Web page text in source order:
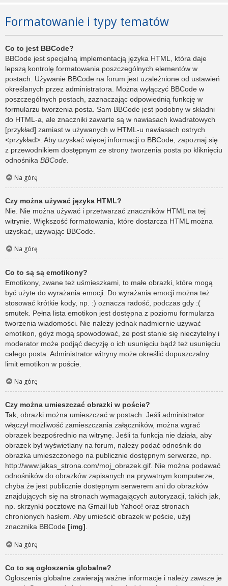
Formatowanie i typy tematów
Co to jest BBCode?
BBCode jest specjalną implementacją języka HTML, która daje
lepszą kontrolę formatowania poszczególnych elementów w
postach. Używanie BBCode na forum jest uzależnione od ustawień
określanych przez administratora. Można wyłączyć BBCode w
poszczególnych postach, zaznaczając odpowiednią funkcję w
formularzu tworzenia posta. Sam BBCode jest podobny w składni
do HTML-a, ale znaczniki zawarte są w nawiasach kwadratowych
[przykład] zamiast w używanych w HTML-u nawiasach ostrych
<przykład>. Aby uzyskać więcej informacji o BBCode, zapoznaj się
z przewodnikiem dostępnym ze strony tworzenia posta po kliknięciu
odnośnika BBCode
Na górę
Czy można używać języka HTML?
Nie. Nie można używać i przetwarzać znaczników HTML na tej
witrynie. Większość formatowania, które dostarcza HTML można
uzyskać, używając BBCode.
Na górę
Co to są są emotikony?
Emotikony, zwane też uśmieszkami, to małe obrazki, które mogą
być użyte do wyrażania emocji. Do wyrażania emocji można też
stosować krótkie kody, np. :) oznacza radość, podczas gdy :(
smutek. Pełna lista emotikon jest dostępna z poziomu formularza
tworzenia wiadomości. Nie należy jednak nadmiernie używać
emotikon, gdyż mogą spowodować, że post stanie się nieczytelny i
moderator może podjąć decyzję o ich usunięciu bądź też usunięciu
całego posta. Administrator witryny może określić dopuszczalny
limit emotikon w poście.
Na górę
Czy można umieszczać obrazki w poście?
Tak, obrazki można umieszczać w postach. Jeśli administrator
włączył możliwość zamieszczania załączników, można wgrać
obrazek bezpośrednio na witrynę. Jeśli ta funkcja nie działa, aby
obrazek był wyświetlany na forum, należy podać odnośnik do
obrazka umieszczonego na publicznie dostępnym serwerze, np.
http://www.jakas_strona.com/moj_obrazek.gif. Nie można podawać
odnośników do obrazków zapisanych na prywatnym komputerze,
chyba że jest publicznie dostępnym serwerem ani do obrazków
znajdujących się na stronach wymagających autoryzacji, takich jak,
np. skrzynki pocztowe na Gmail lub Yahoo! oraz stronach
chronionych hasłem. Aby umieścić obrazek w poście, użyj
znacznika BBCode [img].
Na górę
Co to są ogłoszenia globalne?
Ogłoszenia globalne zawierają ważne informacje i należy zawsze je